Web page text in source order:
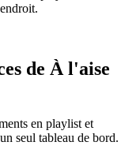
de À l'aise
en playlist et
seul tableau de bord.